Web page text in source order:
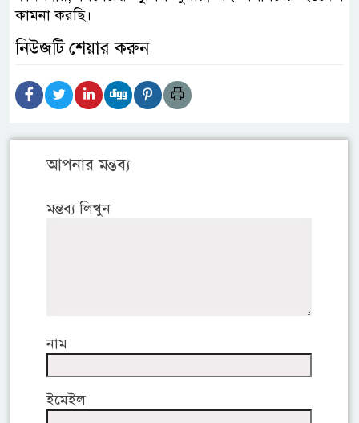
কামনা করছি।
নিউজটি শেয়ার করুন
আপনার মন্তব্য
মন্তব্য লিখুন
নাম
ইমেইল